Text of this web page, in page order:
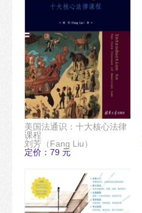
美国法通识：十大核心法律
课程
刘芳（Fang Liu）
定价：79 元